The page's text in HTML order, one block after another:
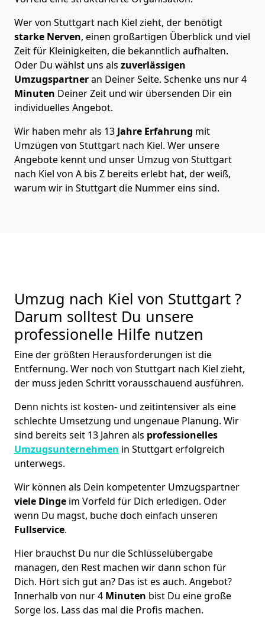
Wer von Stuttgart nach Kiel zieht, der benötigt
starke Nerven, einen großartigen Überblick und viel
Zeit für Kleinigkeiten, die bekanntlich aufhalten.
Oder Du wählst uns als zuverlässigen
Umzugspartneran Deiner Seite. Schenke uns nur4
Minuten Deiner Zeit und wir übersenden Dir ein
individuelles Angebot.
Wir haben mehr als 13 Jahre Erfahrung mit
Umzügen von Stuttgart nach Kiel. Wer unsere
Angebote kennt und unser Umzug von Stuttgart
nach Kiel von A bis Z bereits erlebt hat, der weiß,
warum wir in Stuttgart die Nummer eins sind.
Umzug nach Kiel von Stuttgart ?
Darum solltest Du unsere
professionelle Hilfe nutzen
Eine der größten Herausforderungen ist die
Entfernung. Wer noch von Stuttgart nach Kiel zieht,
der muss jeden Schritt vorausschauend ausführen.
Denn nichts ist kosten- und zeitintensiver als eine
schlechte Umsetzung und ungenaue Planung. Wir
sind bereits seit 13 Jahren als professionelles
Umzugsunternehmen in Stuttgart erfolgreich
unterwegs.
Wir können als Dein kompetenter Umzugspartner
viele Dinge im Vorfeld für Dich erledigen. Oder
wenn Du magst, buche doch einfach unseren
Fullservice.
Hier brauchst Du nur die Schlüsselübergabe
managen, den Rest machen wir dann schon für
Dich. Hört sich gut an? Das ist es auch. Angebot?
Innerhalb von nur 4 Minuten bist Du eine große
Sorge los. Lass das mal die Profis machen.